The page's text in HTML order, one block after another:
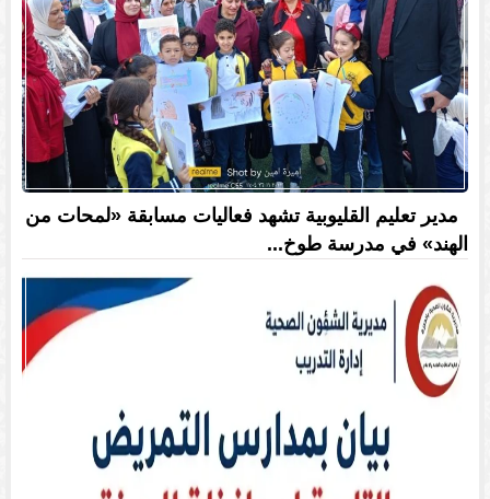
مدير تعليم القليوبية تشهد فعاليات مسابقة «لمحات من
الهند» في مدرسة طوخ...